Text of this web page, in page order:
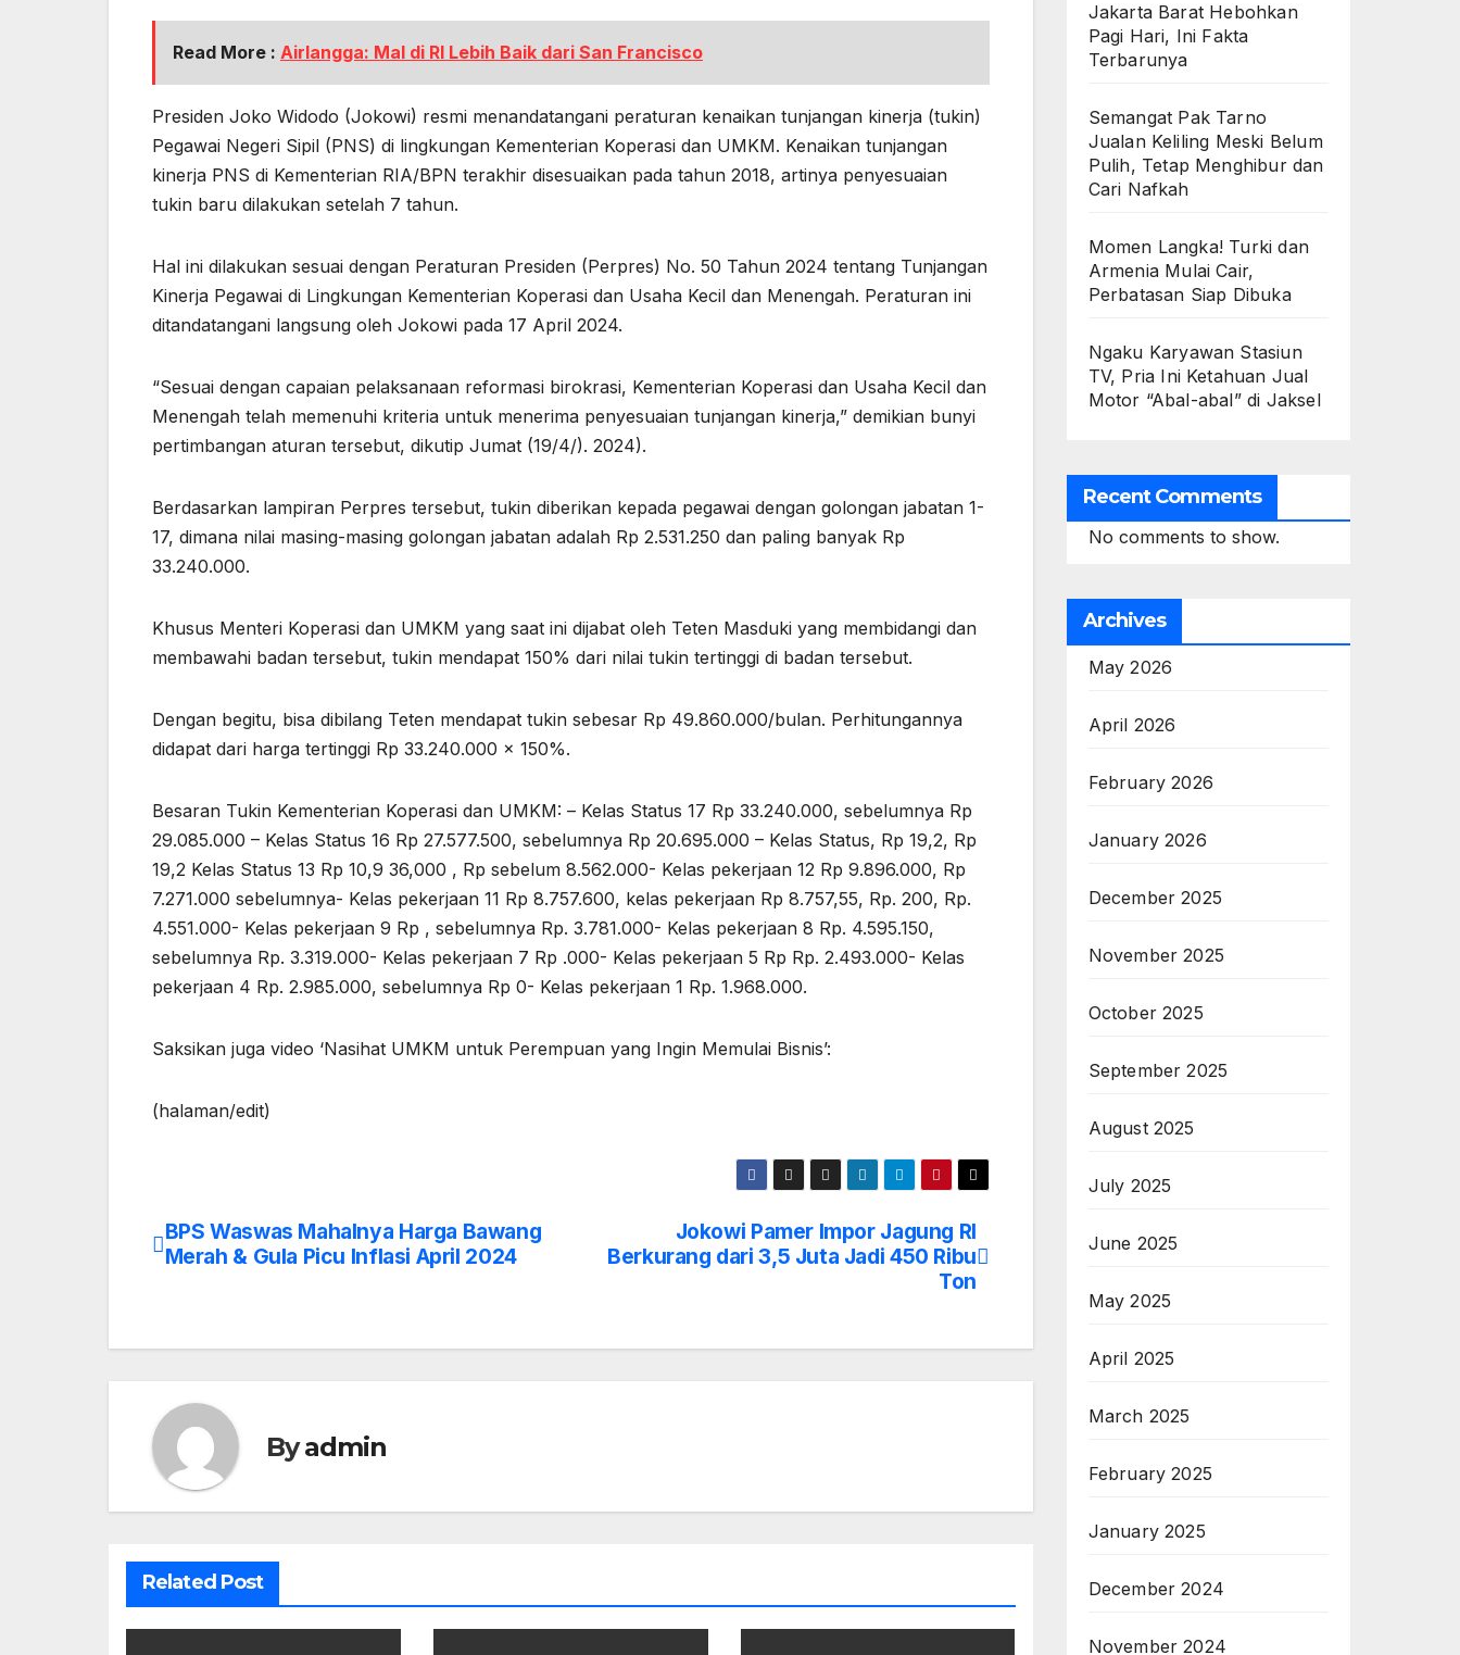
Read More : Airlangga: Mal di RI Lebih Baik dari San Francisco
Presiden Joko Widodo (Jokowi) resmi menandatangani peraturan kenaikan tunjangan kinerja (tukin)
Pegawai Negeri Sipil (PNS) di lingkungan Kementerian Koperasi dan UMKM. Kenaikan tunjangan
kinerja PNS di Kementerian RIA/BPN terakhir disesuaikan pada tahun 2018, artinya penyesuaian
tukin baru dilakukan setelah 7 tahun.
Hal ini dilakukan sesuai dengan Peraturan Presiden (Perpres) No. 50 Tahun 2024 tentang Tunjangan
Kinerja Pegawai di Lingkungan Kementerian Koperasi dan Usaha Kecil dan Menengah. Peraturan ini
ditandatangani langsung oleh Jokowi pada 17 April 2024.
“Sesuai dengan capaian pelaksanaan reformasi birokrasi, Kementerian Koperasi dan Usaha Kecil dan
Menengah telah memenuhi kriteria untuk menerima penyesuaian tunjangan kinerja,” demikian bunyi
pertimbangan aturan tersebut, dikutip Jumat (19/4/). 2024).
Berdasarkan lampiran Perpres tersebut, tukin diberikan kepada pegawai dengan golongan jabatan 1-
17, dimana nilai masing-masing golongan jabatan adalah Rp 2.531.250 dan paling banyak Rp
33.240.000.
Khusus Menteri Koperasi dan UMKM yang saat ini dijabat oleh Teten Masduki yang membidangi dan
membawahi badan tersebut, tukin mendapat 150% dari nilai tukin tertinggi di badan tersebut.
Dengan begitu, bisa dibilang Teten mendapat tukin sebesar Rp 49.860.000/bulan. Perhitungannya
didapat dari harga tertinggi Rp 33.240.000 x 150%.
Besaran Tukin Kementerian Koperasi dan UMKM: – Kelas Status 17 Rp 33.240.000, sebelumnya Rp
29.085.000 – Kelas Status 16 Rp 27.577.500, sebelumnya Rp 20.695.000 – Kelas Status, Rp 19,2, Rp
19,2 Kelas Status 13 Rp 10,9 36,000 , Rp sebelum 8.562.000- Kelas pekerjaan 12 Rp 9.896.000, Rp
7.271.000 sebelumnya- Kelas pekerjaan 11 Rp 8.757.600, kelas pekerjaan Rp 8.757,55, Rp. 200, Rp.
4.551.000- Kelas pekerjaan 9 Rp , sebelumnya Rp. 3.781.000- Kelas pekerjaan 8 Rp. 4.595.150,
sebelumnya Rp. 3.319.000- Kelas pekerjaan 7 Rp .000- Kelas pekerjaan 5 Rp Rp. 2.493.000- Kelas
pekerjaan 4 Rp. 2.985.000, sebelumnya Rp 0- Kelas pekerjaan 1 Rp. 1.968.000.
Saksikan juga video ‘Nasihat UMKM untuk Perempuan yang Ingin Memulai Bisnis’:
(halaman/edit)
Post
Jokowi Pamer Impor Jagung RI
Berkurang dari 3,5 Juta Jadi 450 Ribu
Ton
BPS Waswas Mahalnya Harga Bawang
Merah & Gula Picu Inflasi April 2024
Byadmin
Related Post
Jakarta Barat Hebohkan
Pagi Hari, Ini Fakta
Terbarunya
Semangat Pak Tarno
Jualan Keliling Meski Belum
Pulih, Tetap Menghibur dan
Cari Nafkah
Momen Langka! Turki dan
Armenia Mulai Cair,
Perbatasan Siap Dibuka
Ngaku Karyawan Stasiun
TV, Pria Ini Ketahuan Jual
Motor “Abal-abal” di Jaksel
Recent Comments
No comments to show.
Archives
May 2026
April 2026
February 2026
January 2026
December 2025
November 2025
October 2025
September 2025
August 2025
July 2025
June 2025
May 2025
April 2025
March 2025
February 2025
January 2025
December 2024
November 2024